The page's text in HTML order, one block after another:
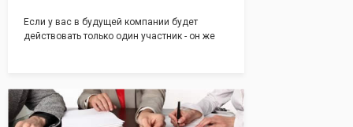
Если у вас в будущей компании будет
действовать только один участник - он же
грамотно составят данное заявление, а Вам
нужно будет только поставить подпись на
нём!